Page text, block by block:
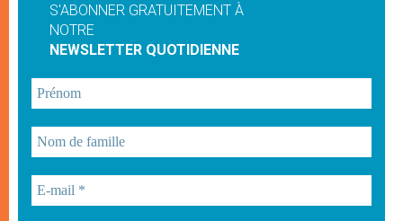
S'ABONNER GRATUITEMENT À
NOTRE
NEWSLETTER QUOTIDIENNE